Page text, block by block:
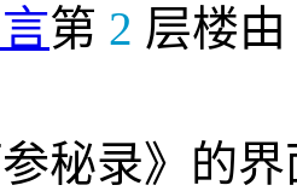
第 2 层楼由
参秘录》的